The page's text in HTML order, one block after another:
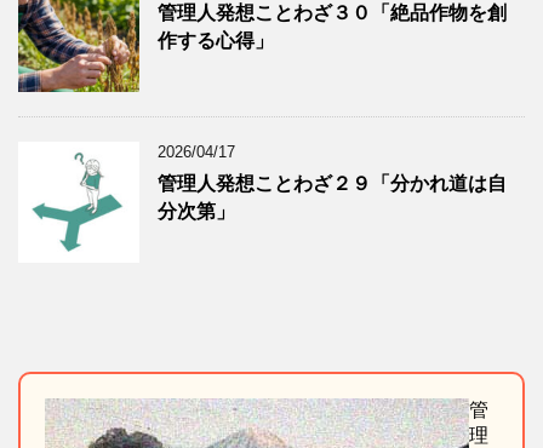
管理人発想ことわざ３０「絶品作物を創
作する心得」
2026/04/17
管理人発想ことわざ２９「分かれ道は自
分次第」
管
理